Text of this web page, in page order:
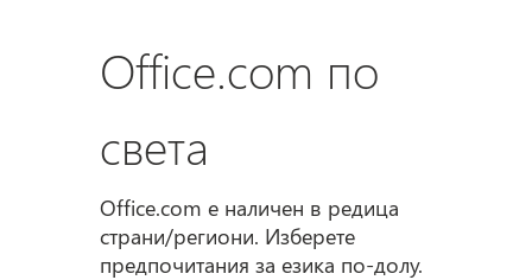
Office.com по
света
Office.com е наличен в редица
страни/региони. Изберете
предпочитания за езика по-долу.